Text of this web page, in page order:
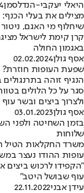
היאלי יעקבי-הנדלסמן
מצילים את בעלי
שיחלוף מי האגם,
קרן קימת לישראל
באגמון החולה
אסף גולן02.02.2024
שפעת העופות חוזרת?
הנגיף זוהה
ולצרוך ביצים ובשר
אסף גולן03.01.2023
בזמן השחיטה ולפני
שלוחות
עופות ההודו נעצר
"הקפידו לרכוש ביצים
עוף שבושל היטב"
עידן אבני22.11.2022